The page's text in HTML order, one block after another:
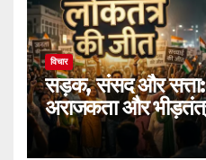
विचार
सड़क, संसद और सत्ता:
अराजकता और